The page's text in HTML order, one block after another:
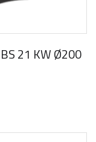
21 KW Ø200